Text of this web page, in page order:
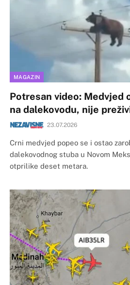
MAGAZIN
Potresan video: Medvjed
na dalekovodu, nije
23.07.2026
Crni medvjed popeo se i ostao
dalekovodnog stuba u Novom
otprilike deset metara.